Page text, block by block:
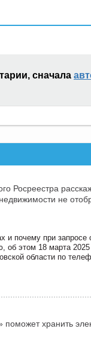
сначала
Росреестра
не
и почему при запросе
об этом 18 марта 2025
области по
хранить